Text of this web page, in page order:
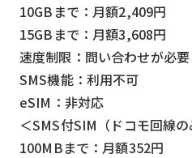
10GBまで：月額2,409円
15GBまで：月額3,608円
速度制限：問い合わせが必要
SMS機能：利用不可
eSIM：非対応
＜SMS付SIM（ドコモ回線
100MBまで：月額352円